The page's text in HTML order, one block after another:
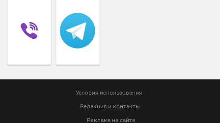
Условия использования
Редакция и контакты
Реклама на сайте